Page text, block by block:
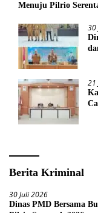
Menuju Pilrio
30
21
Berita Kriminal
30 Juli 2026
Dinas PMD Bersama